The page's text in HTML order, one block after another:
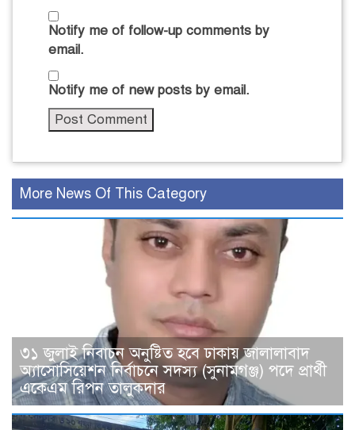
Notify me of follow-up comments by
email.
Notify me of new posts by email.
More News Of This Category
৩১ জুলাই নিবাচন অনু‌ষ্টিত হ‌বে ঢাকায় জালালাবাদ
অ্যাসোসিয়েশন নির্বাচনে সদস্য (সুনামগঞ্জ) পদে প্রার্থী
একেএম রিপন তালুকদার